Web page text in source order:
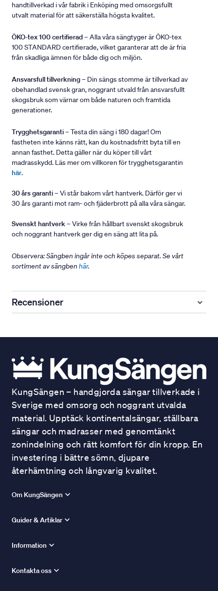
handtillverkad i vår fabrik i Enköping med omsorgsfullt
utvalt material för att säkerställa högsta kvalitet.
ÖKO-tex 100 certifierad– Alla våra sängtyger är ÖKO-tex
100 STANDARD certifierade, vilket garanterar att de är fria
från skadliga ämnen för både dig och miljön.
Ansvarsfull tillverkning– Din sängs stomme är tillverkad av
obehandlad svensk gran, noggrant utvald från ansvarsfullt
skogsbruk som värnar om både naturen och framtida
generationer.
Trygghetsgaranti– Testa din säng i 180 dagar! Om
fastheten inte känns rätt, kan du kostnadsfritt byta till en
annan fasthet. Detta gäller när du köper till vårt
madrasskydd. Läs mer om villkoren för trygghetsgarantin
här.
30 års garanti– Vi står bakom vårt hantverk. Därför ger vi
30 års garanti mot ram- och fjäderbrott på alla våra sängar.
Svenskt hantverk– Virke från hållbart svenskt skogsbruk
och noggrant hantverk ger dig en säng att lita på.
Observera: Sängben ingår inte och köpes separat. Se vårt
sortiment av sängben här.
Recensioner
KungSängen – handgjorda sängar tillverkade i
Sverige med omsorg och noggrant utvalda
material. Upptäck kontinentalsängar, ställbara
sängar och madrasser med genomtänkt
zonindelning och rätt komfort för din kropp. En
investering i bättre sömn, djupare
återhämtning och långvarig kvalitet.
Om KungSängen
Guider & Artiklar
Information
Kontakta oss